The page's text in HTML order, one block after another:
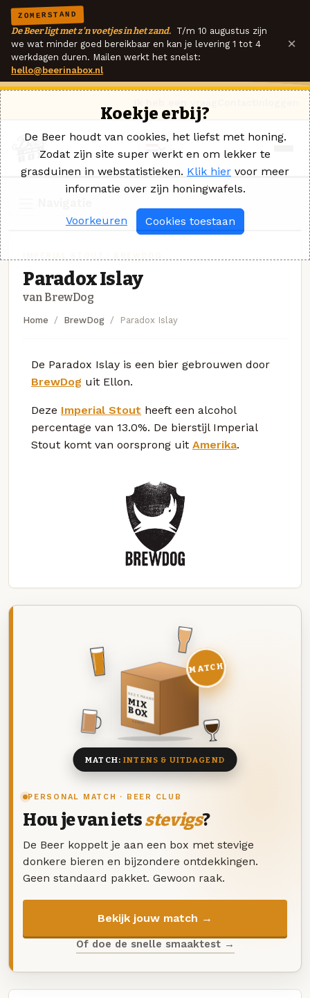
ZOMERSTAND
De Beer ligt met z'n voetjes in het zand. T/m 10 augustus zijn
we wat minder goed bereikbaar en kan je levering 1 tot 4
werkdagen duren. Mailen werkt het snelst:
hello@beerinabox.nl
×
Paradox Islay
van BrewDog
Home BrewDog Paradox Islay
De Paradox Islay is een bier gebrouwen door
BrewDog uit Ellon.
Deze Imperial Stout heeft een alcohol
percentage van 13.0%. De bierstijl Imperial
Stout komt van oorsprong uit Amerika.
PERSONAL MATCH · BEER CLUB
Hou je van ietsstevigs?
De Beer koppelt je aan een box met stevige
donkere bieren en bijzondere ontdekkingen.
Geen standaard pakket. Gewoon raak.
Bekijk jouw match →
Of doe de snelle smaaktest →
DEZE MAAND
MIX
BOX
8 BIEREN
MATCH
MATCH:INTENS & UITDAGEND
Koekje erbij?
De Beer houdt van cookies, het liefst met honing.
Zodat zijn site super werkt en om lekker te
grasduinen in webstatistieken. Klik hier voor meer
informatie over zijn honingwafels.
Voorkeuren Cookies toestaan